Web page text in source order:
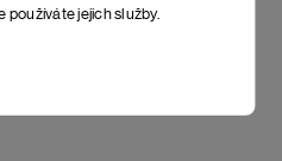
používáte jejich služby.